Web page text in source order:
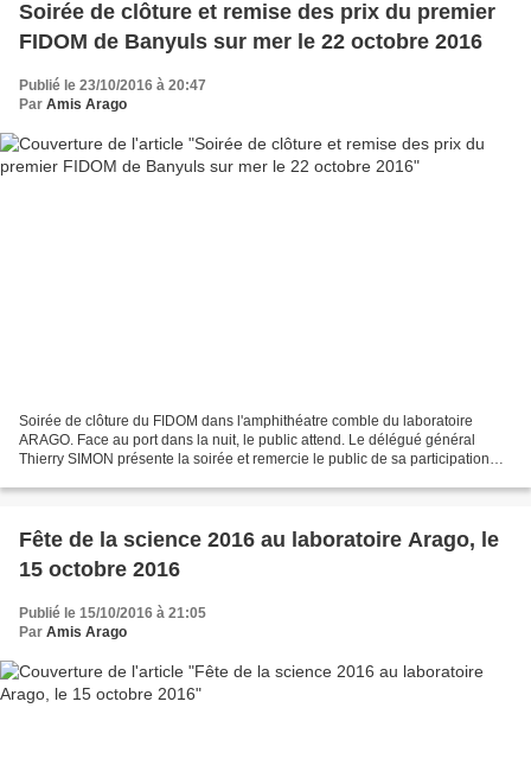
Soirée de clôture et remise des prix du premier
FIDOM de Banyuls sur mer le 22 octobre 2016
Publié le 23/10/2016 à 20:47
Par Amis Arago
Soirée de clôture du FIDOM dans l'amphithéatre comble du laboratoire
ARAGO. Face au port dans la nuit, le public attend. Le délégué général
Thierry SIMON présente la soirée et remercie le public de sa participation
Fête de la science 2016 au laboratoire Arago, le
15 octobre 2016
Publié le 15/10/2016 à 21:05
Par Amis Arago